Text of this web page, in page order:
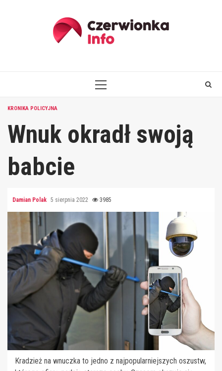
PRIMARY
KRONIKA POLICYJNA
Wnuk okradł swoją
babcie
Damian Polak 5 sierpnia 2022 3985
Kradzież na wnuczka to jedno z najpopularniejszych oszustw,